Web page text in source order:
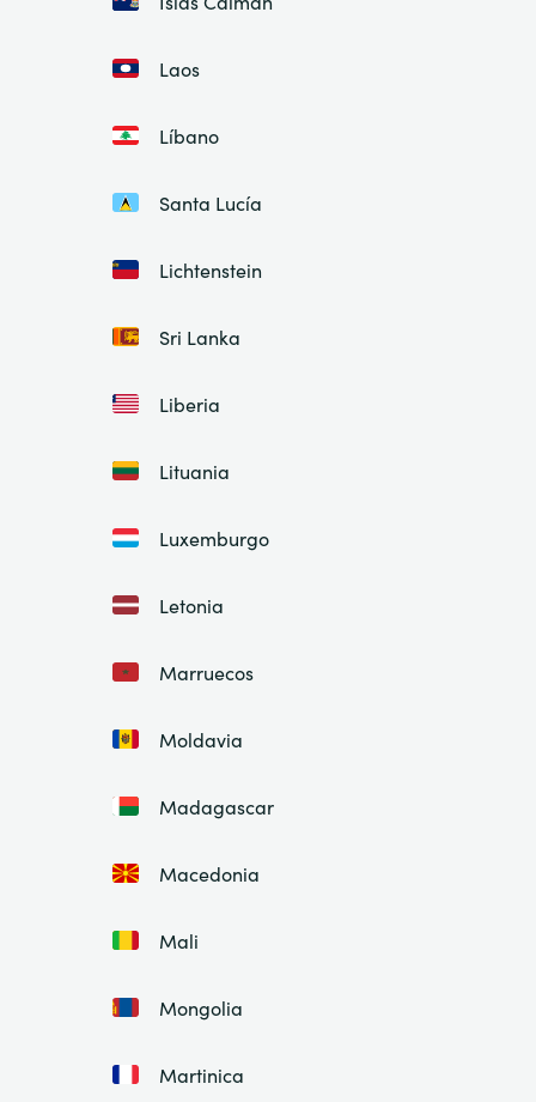
Laos
Líbano
Santa Lucía
Lichtenstein
Sri Lanka
Liberia
Lituania
Luxemburgo
Letonia
Marruecos
Moldavia
Madagascar
Macedonia
Mali
Mongolia
Martinica